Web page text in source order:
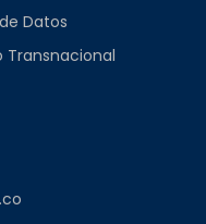
Datos
Transnacional